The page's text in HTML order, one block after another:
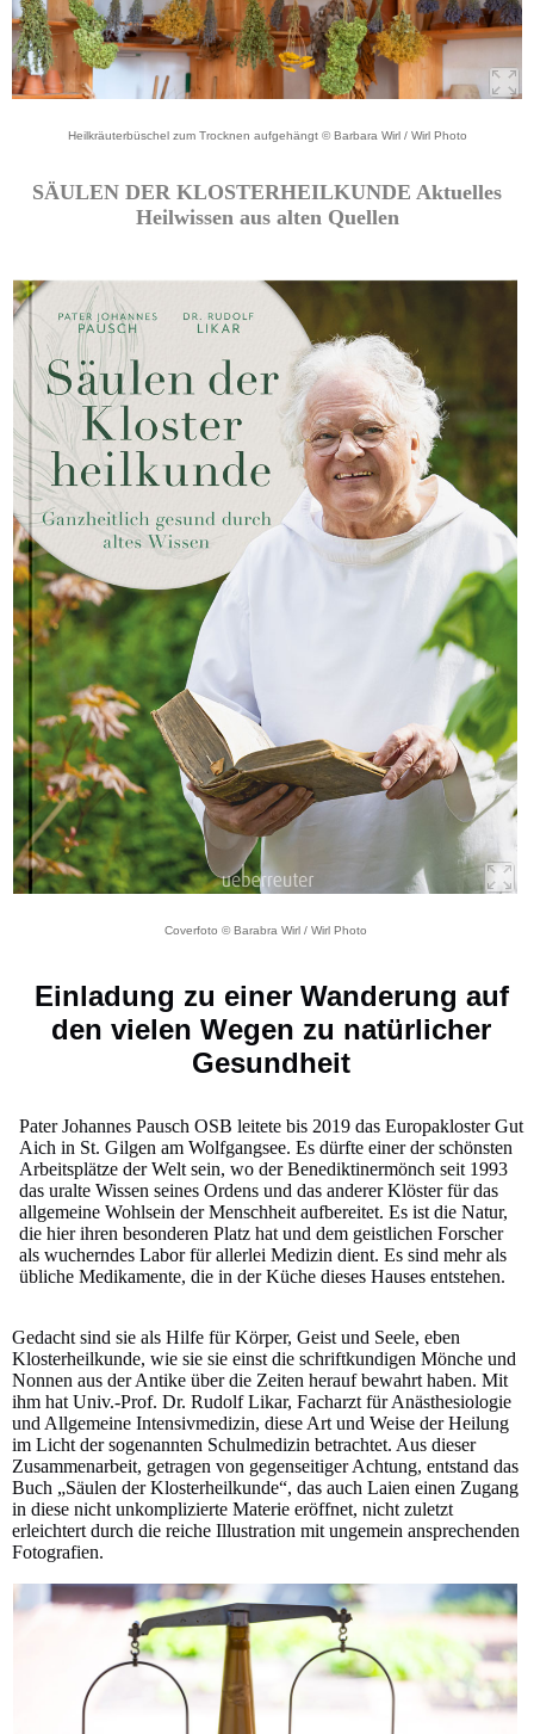
Heilkräuterbüschel zum Trocknen aufgehängt © Barbara Wirl / Wirl Photo
SÄULEN DER KLOSTERHEILKUNDE Aktuelles
Heilwissen aus alten Quellen
Coverfoto © Barabra Wirl / Wirl Photo
Einladung zu einer Wanderung auf
den vielen Wegen zu natürlicher
Gesundheit
Pater Johannes Pausch OSB leitete bis 2019 das Europakloster Gut
Aich in St. Gilgen am Wolfgangsee. Es dürfte einer der schönsten
Arbeitsplätze der Welt sein, wo der Benediktinermönch seit 1993
das uralte Wissen seines Ordens und das anderer Klöster für das
allgemeine Wohlsein der Menschheit aufbereitet. Es ist die Natur,
die hier ihren besonderen Platz hat und dem geistlichen Forscher
als wucherndes Labor für allerlei Medizin dient. Es sind mehr als
übliche Medikamente, die in der Küche dieses Hauses entstehen.
Gedacht sind sie als Hilfe für Körper, Geist und Seele, eben
Klosterheilkunde, wie sie sie einst die schriftkundigen Mönche und
Nonnen aus der Antike über die Zeiten herauf bewahrt haben. Mit
ihm hat Univ.-Prof. Dr. Rudolf Likar, Facharzt für Anästhesiologie
und Allgemeine Intensivmedizin, diese Art und Weise der Heilung
im Licht der sogenannten Schulmedizin betrachtet. Aus dieser
Zusammenarbeit, getragen von gegenseitiger Achtung, entstand das
Buch „Säulen der Klosterheilkunde“, das auch Laien einen Zugang
in diese nicht unkomplizierte Materie eröffnet, nicht zuletzt
erleichtert durch die reiche Illustration mit ungemein ansprechenden
Fotografien.